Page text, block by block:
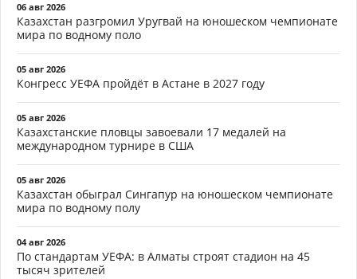
06 авг 2026
Казахстан разгромил Уругвай на юношеском чемпионате
мира по водному поло
05 авг 2026
Конгресс УЕФА пройдёт в Астане в 2027 году
05 авг 2026
Казахстанские пловцы завоевали 17 медалей на
международном турнире в США
05 авг 2026
Казахстан обыграл Сингапур на юношеском чемпионате
мира по водному полу
04 авг 2026
По стандартам УЕФА: в Алматы строят стадион на 45
тысяч зрителей